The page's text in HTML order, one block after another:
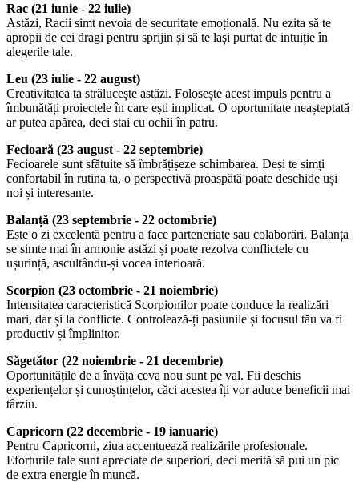
Rac (21 iunie - 22 iulie)
Astăzi, Racii simt nevoia de securitate emoțională. Nu ezita să te
apropii de cei dragi pentru sprijin și să te lași purtat de intuiție în
alegerile tale.
Leu (23 iulie - 22 august)
Creativitatea ta strălucește astăzi. Folosește acest impuls pentru a
îmbunătăți proiectele în care ești implicat. O oportunitate neașteptată
ar putea apărea, deci stai cu ochii în patru.
Fecioară (23 august - 22 septembrie)
Fecioarele sunt sfătuite să îmbrățișeze schimbarea. Deși te simți
confortabil în rutina ta, o perspectivă proaspătă poate deschide uși
noi și interesante.
Balanță (23 septembrie - 22 octombrie)
Este o zi excelentă pentru a face parteneriate sau colaborări. Balanța
se simte mai în armonie astăzi și poate rezolva conflictele cu
ușurință, ascultându-și vocea interioară.
Scorpion (23 octombrie - 21 noiembrie)
Intensitatea caracteristică Scorpionilor poate conduce la realizări
mari, dar și la conflicte. Controlează-ți pasiunile și focusul tău va fi
productiv și împlinitor.
Săgetător (22 noiembrie - 21 decembrie)
Oportunitățile de a învăța ceva nou sunt pe val. Fii deschis
experiențelor și cunoștințelor, căci acestea îți vor aduce beneficii mai
târziu.
Capricorn (22 decembrie - 19 ianuarie)
Pentru Capricorni, ziua accentuează realizările profesionale.
Eforturile tale sunt apreciate de superiori, deci merită să pui un pic
de extra energie în muncă.